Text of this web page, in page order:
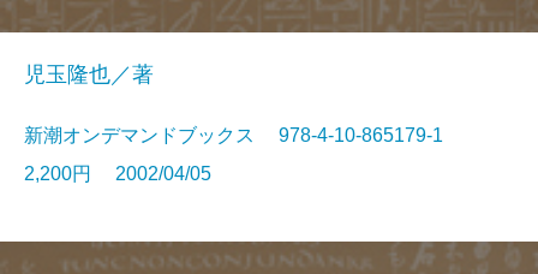
児玉隆也／著
新潮オンデマンドブックス 978-4-10-865179-1
2,200円 2002/04/05